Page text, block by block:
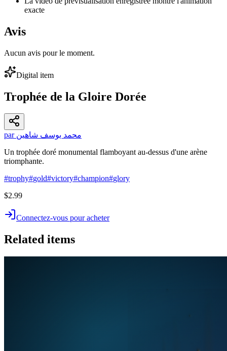
exacte
Avis
Aucun avis pour le moment.
Digital item
Trophée de la Gloire Dorée
par محمد يوسف شاهين
Un trophée doré monumental flamboyant au-dessus d'une arène
triomphante.
#trophy#gold#victory#champion#glory
$2.99
Connectez-vous pour acheter
Related items